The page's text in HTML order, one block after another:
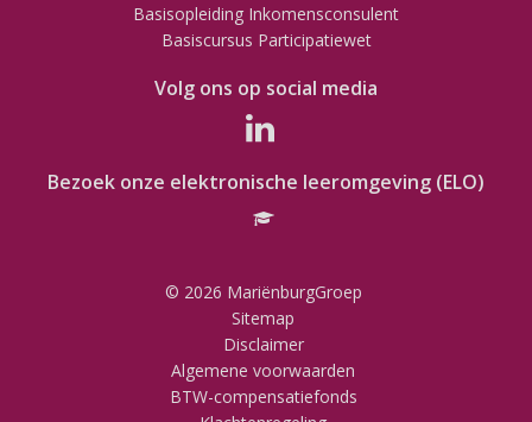
Basisopleiding Inkomensconsulent
Basiscursus Participatiewet
Volg ons op social media
Bezoek onze elektronische leeromgeving (ELO)
© 2026 MariënburgGroep
Sitemap
Disclaimer
Algemene voorwaarden
BTW-compensatiefonds